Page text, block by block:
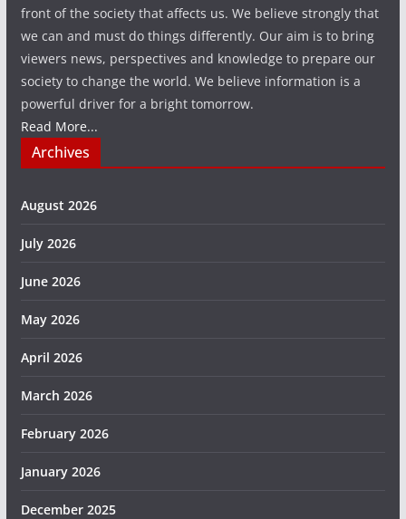
front of the society that affects us. We believe strongly that
we can and must do things differently. Our aim is to bring
viewers news, perspectives and knowledge to prepare our
society to change the world. We believe information is a
powerful driver for a bright tomorrow.
Read More...
Archives
August 2026
July 2026
June 2026
May 2026
April 2026
March 2026
February 2026
January 2026
December 2025